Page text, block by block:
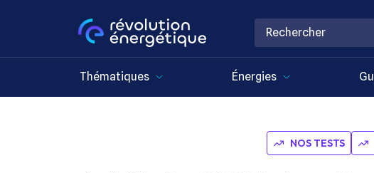
Thématiques Énergies
NOS TESTS